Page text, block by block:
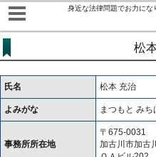
身近な法律問題でお力にな
松
氏名 松本 充治
よみがな まつもと みち
事務所所在地
〒675-0031
加古川市加古